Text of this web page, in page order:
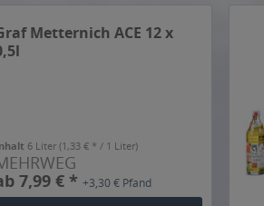
Metternich ACE 12 x
6 Liter(1,33 € * / 1 Liter)
7,99 € *+3,30 € Pfand